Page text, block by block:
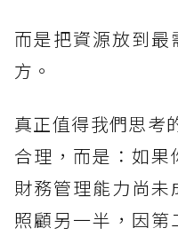
而是把資源放到
方。
真正值得我們思考
合理，而是：如
財務管理能力尚
照顧另一半，因